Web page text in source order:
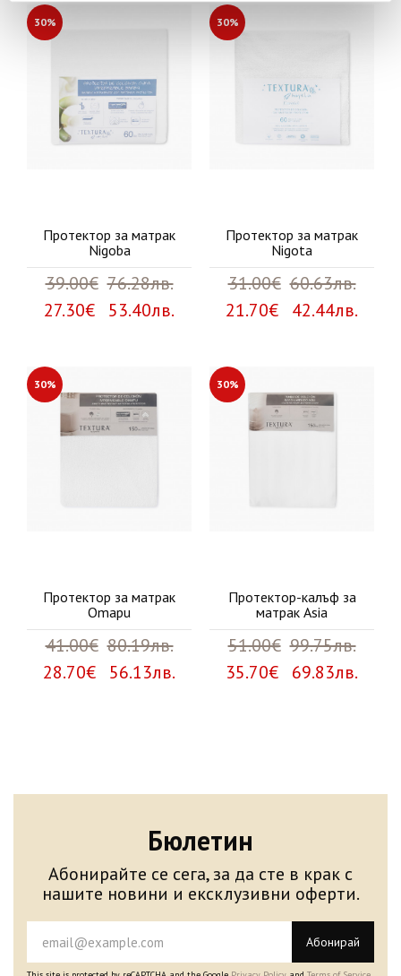
30%
Протектор за матрак
Nigoba
39.00€ 76.28лв.
27.30€ 53.40лв.
30%
Протектор за матрак
Nigota
31.00€ 60.63лв.
21.70€ 42.44лв.
30%
Протектор за матрак
Omapu
41.00€ 80.19лв.
28.70€ 56.13лв.
30%
Протектор-калъф за
матрак Asia
51.00€ 99.75лв.
35.70€ 69.83лв.
Бюлетин
Абонирайте се сега, за да сте в крак с
нашите новини и ексклузивни оферти.
Абонирай